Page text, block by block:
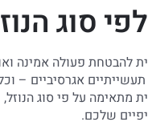
סוג
להבטחת פעולה אמינה
אגרסיביים –
מתאימה על פי סוג
שלכם.